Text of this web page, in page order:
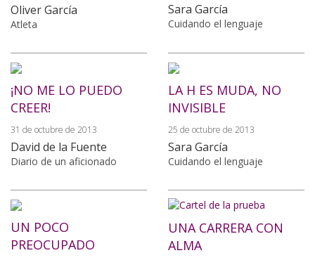
Oliver García
Atleta
Sara García
Cuidando el lenguaje
¡NO ME LO PUEDO
CREER!
31 de octubre de 2013
David de la Fuente
Diario de un aficionado
LA H ES MUDA, NO
INVISIBLE
25 de octubre de 2013
Sara García
Cuidando el lenguaje
UN POCO
PREOCUPADO
UNA CARRERA CON
ALMA